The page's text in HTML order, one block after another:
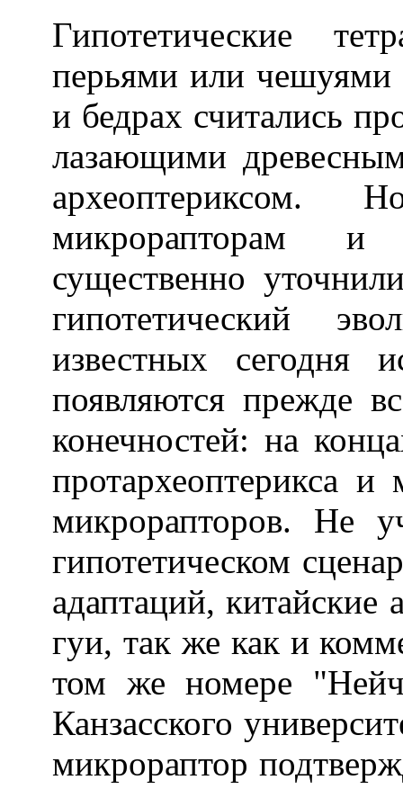
Гипотетические
перьями или чешуями
и бедрах считались
лазающими
микрорапторам и
существенно
гипотетический
известных сегодня
появляются прежде
конечностей: на
протархеоптерикса
микрорапторов. Не
гипотетическом
адаптаций, китайские
гуи, так же как и
том же номере
Канзасского
микрораптор